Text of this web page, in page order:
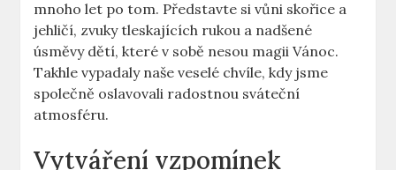
mnoho let po tom. Představte si vůni skořice a
jehličí, zvuky tleskajících rukou a nadšené
úsměvy dětí, které v sobě nesou magii Vánoc.
Takhle vypadaly naše veselé chvíle, kdy jsme
společně oslavovali radostnou sváteční
atmosféru.
Vytváření vzpomínek